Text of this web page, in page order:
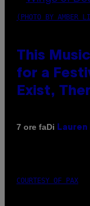
(PHOTO BY AMBER
This
for a
Exist,
7 ore faDi
COURTESY OF PAX